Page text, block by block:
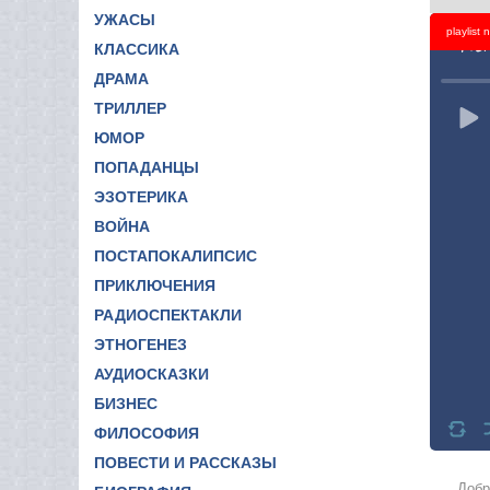
УЖАСЫ
КЛАССИКА
ДРАМА
ТРИЛЛЕР
ЮМОР
ПОПАДАНЦЫ
ЭЗОТЕРИКА
ВОЙНА
ПОСТАПОКАЛИПСИС
ПРИКЛЮЧЕНИЯ
РАДИОСПЕКТАКЛИ
ЭТНОГЕНЕЗ
АУДИОСКАЗКИ
БИЗНЕС
ФИЛОСОФИЯ
ПОВЕСТИ И РАССКАЗЫ
playlist